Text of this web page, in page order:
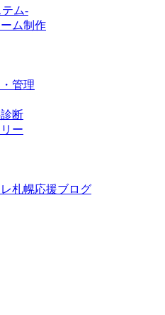
テム-
ム制作
管理
断
ー
札幌応援ブログ